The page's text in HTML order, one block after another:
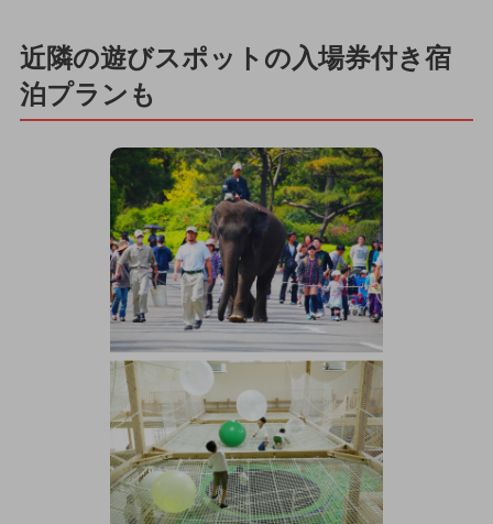
近隣の遊びスポットの入場券付き宿
泊プランも